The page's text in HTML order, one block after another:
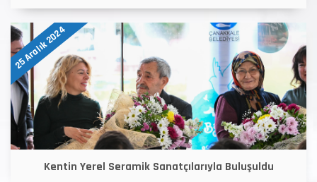
25 Aralık 2024
Kentin Yerel Seramik Sanatçılarıyla Buluşuldu